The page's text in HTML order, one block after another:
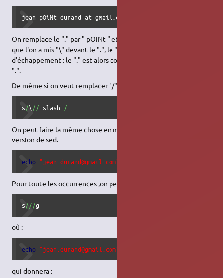
jean pOiNt durand at gmail.com
On remplace le "." par " pOiNt " et le "@" par " at ", on voit ici
que l'on a mis "\" devant le ".", le "\" est le caractère
d'échappement : le "." est alors considéré comme le caractère
".".
De même si on veut remplacer "/" par "slash", on utiliserait
s/\ // slash /
On peut faire la même chose en moins long en utilisant l'autre
version de sed:
echo "jean.durand@gmail.com"
Pour toute les occurrences ,on peut aussi utiliser :
s///g
oû :
echo "jean.durand@gmail.com"
qui donnera :